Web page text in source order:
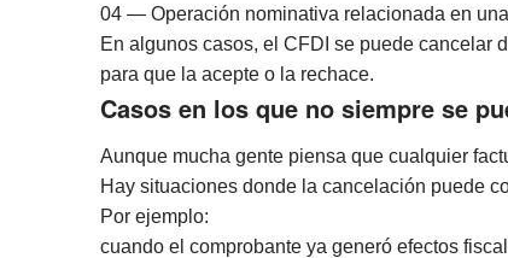
04 — Operación nominativa relacionada en
En algunos casos, el CFDI se puede cancelar
para que la acepte o la rechace.
Casos en los que no siempre se
Aunque mucha gente piensa que cualquier
Hay situaciones donde la cancelación puede
Por ejemplo:
cuando el comprobante ya generó efectos